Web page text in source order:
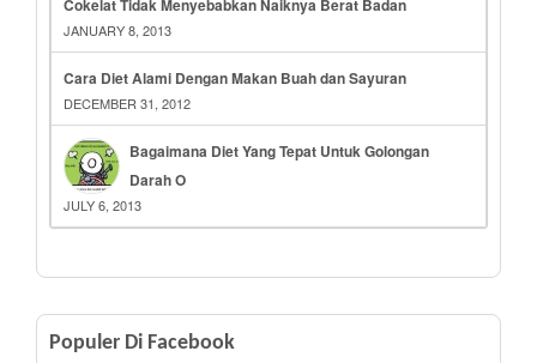
Cokelat Tidak Menyebabkan Naiknya Berat Badan
JANUARY 8, 2013
Cara Diet Alami Dengan Makan Buah dan Sayuran
DECEMBER 31, 2012
Bagaimana Diet Yang Tepat Untuk Golongan
Darah O
JULY 6, 2013
Populer Di Facebook